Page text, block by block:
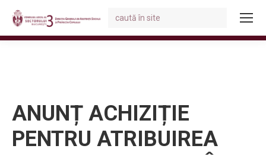
Search:
ANUNȚ ACHIZIȚIE
PENTRU ATRIBUIREA